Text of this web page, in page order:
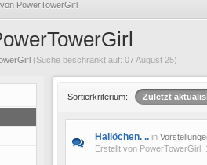
PowerTowerGirl
(Suche beschränkt auf: 07 August 25)
Sortierkriterium: Zuletzt
Hallöchen. .. in
Erstellt von PowerTowerGirl